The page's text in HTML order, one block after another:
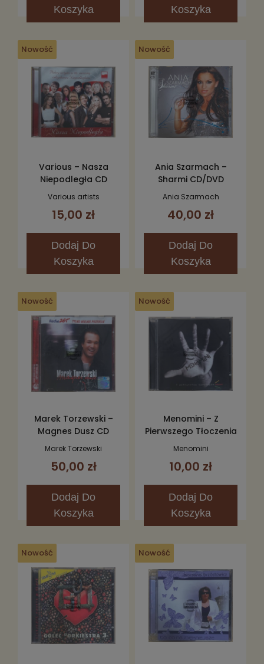
Koszyka
Koszyka
Nowość
Various – Nasza
Niepodległa CD
Various artists
15,00 zł
Dodaj Do
Koszyka
Nowość
Ania Szarmach –
Sharmi CD/DVD
Ania Szarmach
40,00 zł
Dodaj Do
Koszyka
Nowość
Marek Torzewski –
Magnes Dusz CD
Marek Torzewski
50,00 zł
Dodaj Do
Koszyka
Nowość
Menomini – Z
Pierwszego Tłoczenia
Menomini
10,00 zł
Dodaj Do
Koszyka
Nowość Nowość